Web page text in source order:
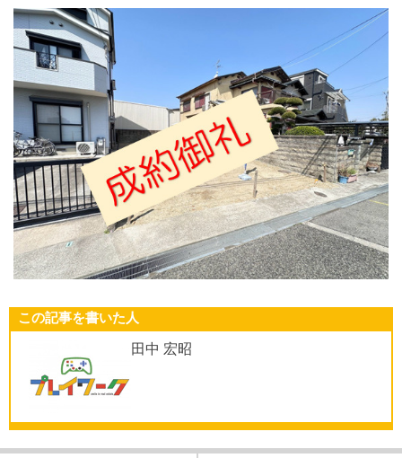
この記事を書いた人
田中 宏昭